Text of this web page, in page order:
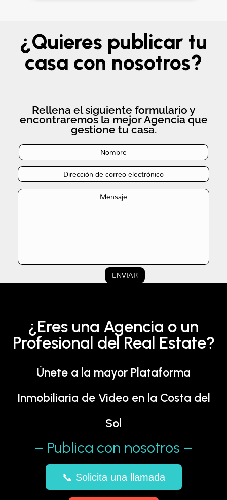
¿Quieres publicar tu
casa con nosotros?
Rellena el siguiente formulario y
encontraremos la mejor Agencia que
gestione tu casa.
ENVIAR
¿Eres una Agencia o un
Profesional del Real Estate?
Únete a la mayor Plataforma
Inmobiliaria de Video en la Costa del
Sol
– Publica con nosotros –
📞 Solicita una llamada